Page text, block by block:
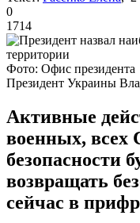
0
1714
Фото: Офис президента
Президент Украины
Активные
военных, всех
безопасности
возвращать
сейчас в